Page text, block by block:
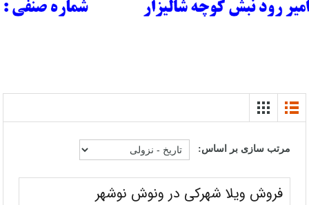
مرتب سازی بر اساس:
فروش ویلا شهرکی در ونوش نوشهر